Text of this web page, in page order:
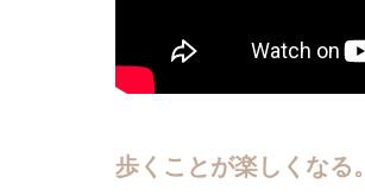
歩くことが楽しくなる。